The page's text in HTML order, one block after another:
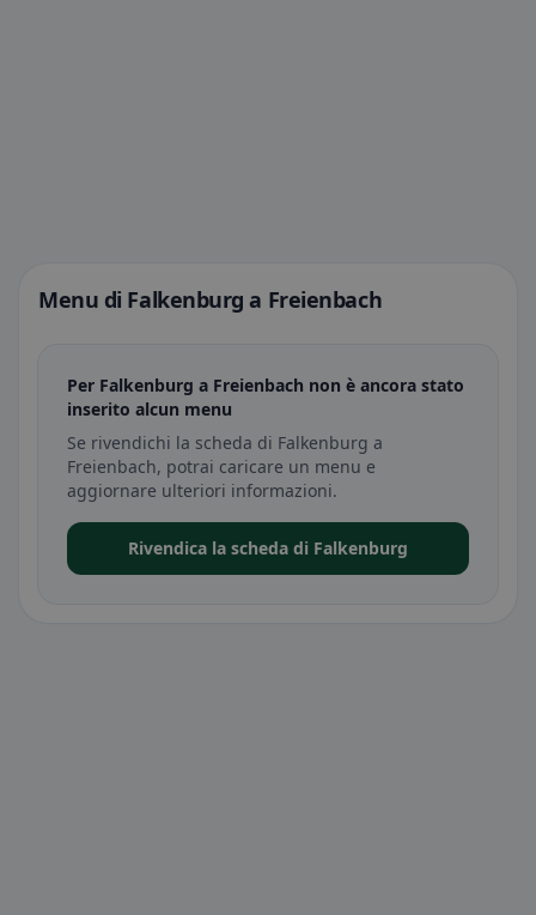
Menu di Falkenburg a Freienbach
Per Falkenburg a Freienbach non è ancora stato
inserito alcun menu
Se rivendichi la scheda di Falkenburg a
Freienbach, potrai caricare un menu e
aggiornare ulteriori informazioni.
Rivendica la scheda di Falkenburg